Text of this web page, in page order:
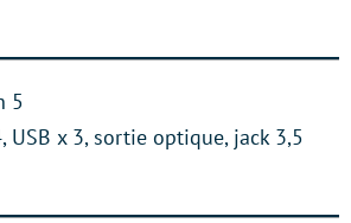
5
USB x 3, sortie optique, jack 3,5